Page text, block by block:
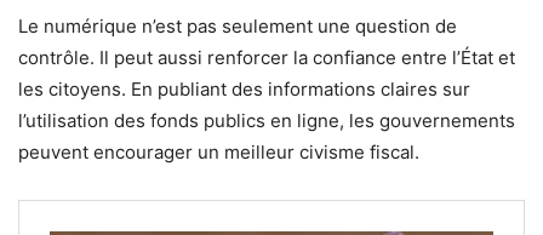
Le numérique n’est pas seulement une question de
contrôle. Il peut aussi renforcer la confiance entre l’État et
les citoyens. En publiant des informations claires sur
l’utilisation des fonds publics en ligne, les gouvernements
peuvent encourager un meilleur civisme fiscal.